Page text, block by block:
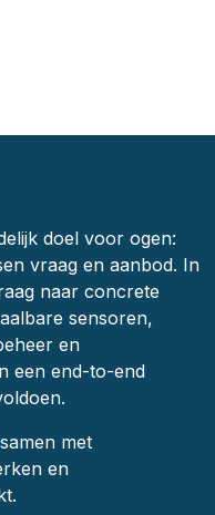
doel voor ogen:
vraag en aanbod. In
naar concrete
sensoren,
en
een end-to-end
met
en